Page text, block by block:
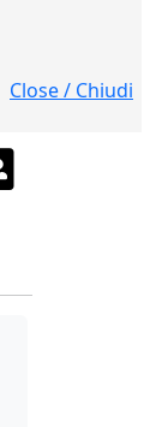
Close / Chiudi